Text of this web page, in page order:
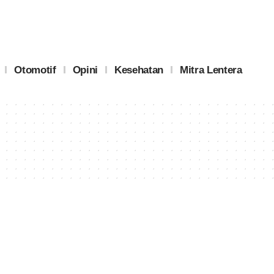
Otomotif Opini Kesehatan Mitra Lentera